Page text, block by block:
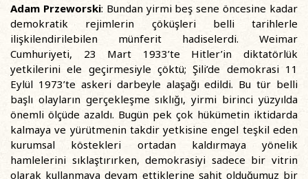
Adam Przeworski: Bundan yirmi beş sene öncesine kadar
demokratik rejimlerin çöküşleri belli tarihlerle
ilişkilendirilebilen münferit hadiselerdi. Weimar
Cumhuriyeti, 23 Mart 1933’te Hitler’in diktatörlük
yetkilerini ele geçirmesiyle çöktü; Şili’de demokrasi 11
Eylül 1973’te askeri darbeyle alaşağı edildi. Bu tür belli
başlı olayların gerçekleşme sıklığı, yirmi birinci yüzyılda
önemli ölçüde azaldı. Bugün pek çok hükümetin iktidarda
kalmaya ve yürütmenin takdir yetkisine engel teşkil eden
kurumsal köstekleri ortadan kaldırmaya yönelik
hamlelerini sıklaştırırken, demokrasiyi sadece bir vitrin
olarak kullanmaya devam ettiklerine şahit olduğumuz bir